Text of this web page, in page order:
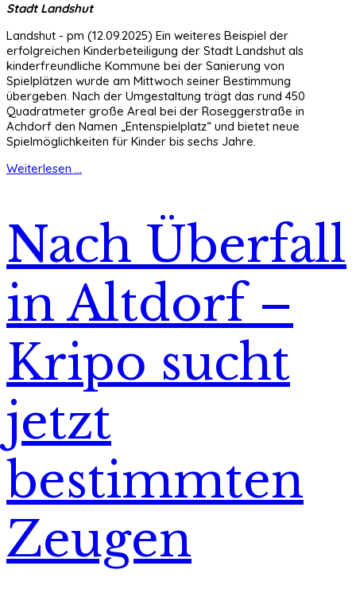
Stadt Landshut
Landshut - pm (12.09.2025) Ein weiteres Beispiel der
erfolgreichen Kinderbeteiligung der Stadt Landshut als
kinderfreundliche Kommune bei der Sanierung von
Spielplätzen wurde am Mittwoch seiner Bestimmung
übergeben. Nach der Umgestaltung trägt das rund 450
Quadratmeter große Areal bei der Roseggerstraße in
Achdorf den Namen „Entenspielplatz“ und bietet neue
Spielmöglichkeiten für Kinder bis sechs Jahre.
Weiterlesen ...
Nach Überfall
in Altdorf –
Kripo sucht
jetzt
bestimmten
Zeugen